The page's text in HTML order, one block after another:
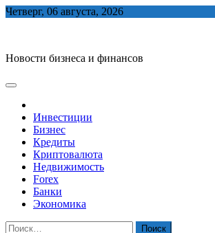
Skip
Четверг, 06 августа, 2026
Новости бизнеса и финансов
Инвестиции
Бизнес
Кредиты
Криптовалюта
Недвижимость
Forex
Банки
Экономика
Найти: